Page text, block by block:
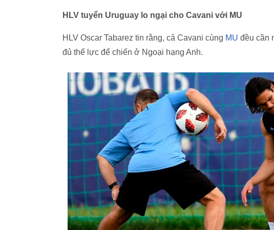
HLV tuyển Uruguay lo ngại cho Cavani với MU
HLV Oscar Tabarez tin rằng, cả Cavani cùng MU đều cần
đủ thể lực để chiến ở Ngoại hạng Anh.